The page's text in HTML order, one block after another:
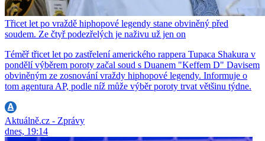
Třicet let po vraždě hiphopové legendy stane obviněný před
soudem. Ze čtyř podezřelých je naživu už jen on
Téměř třicet let po zastřelení amerického rappera Tupaca Shakura v
pondělí výběrem poroty začal soud s Duanem "Keffem D" Davisem
obviněným ze zosnování vraždy hiphopové legendy. Informuje o
tom agentura AP, podle níž může výběr poroty trvat většinu týdne.
Aktuálně.cz - Zprávy
dnes, 19:14